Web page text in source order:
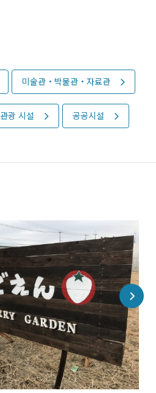
미술관・박물관・자료관
관광 시설 공공시설